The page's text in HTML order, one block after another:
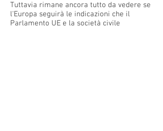
Tuttavia rimane ancora tutto da vedere se
l'Europa seguirà le indicazioni che il
Parlamento UE e la società civile